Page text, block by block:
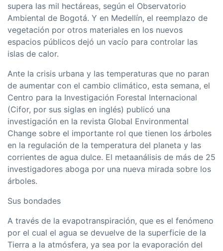
supera las mil hectáreas, según el Observatorio
Ambiental de Bogotá. Y en Medellín, el reemplazo de
vegetación por otros materiales en los nuevos
espacios públicos dejó un vacío para controlar las
islas de calor.
Ante la crisis urbana y las temperaturas que no paran
de aumentar con el cambio climático, esta semana, el
Centro para la Investigación Forestal Internacional
(Cifor, por sus siglas en inglés) publicó una
investigación en la revista Global Environmental
Change sobre el importante rol que tienen los árboles
en la regulación de la temperatura del planeta y las
corrientes de agua dulce. El metaanálisis de más de 25
investigadores aboga por una nueva mirada sobre los
árboles.
Sus bondades
A través de la evapotranspiración, que es el fenómeno
por el cual el agua se devuelve de la superficie de la
Tierra a la atmósfera, ya sea por la evaporación del